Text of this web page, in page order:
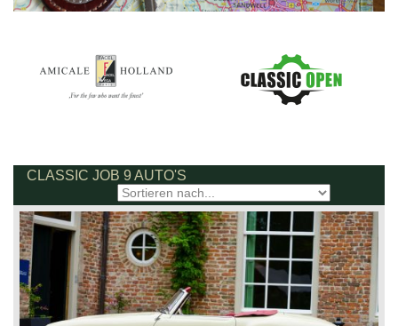
CLASSIC JOB 9 AUTO'S